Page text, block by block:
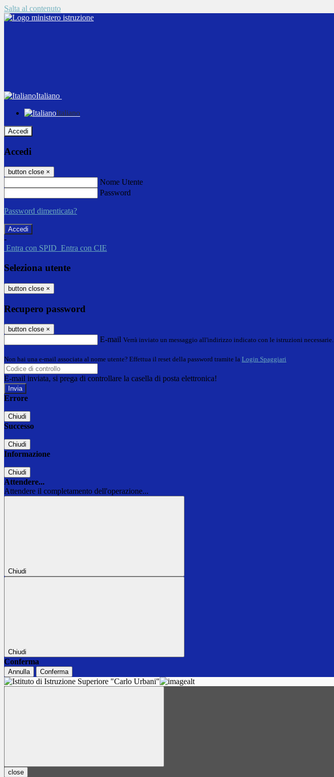
Salta al contenuto
Italiano
Italiano
Accedi
Accedi
button close ×
Nome Utente
Password
Password dimenticata?
-
Entra con SPID Entra con CIE
Seleziona utente
button close ×
Recupero password
button close ×
E-mail Verrà inviato un messaggio all'indirizzo indicato con le istruzioni necessarie.
Non hai una e-mail associata al nome utente? Effettua il reset della password tramite la Login Spaggiari
E-mail inviata, si prega di controllare la casella di posta elettronica!
Errore
Chiudi
Successo
Chiudi
Informazione
Chiudi
Attendere...
Attendere il completamento dell'operazione...
Chiudi
Chiudi
Conferma
Annulla Conferma
close